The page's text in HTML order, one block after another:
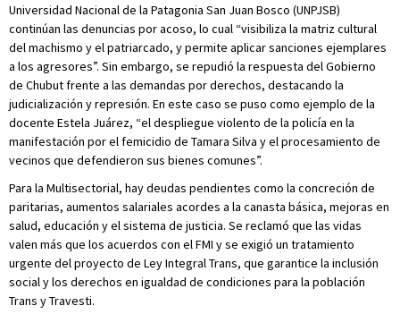
Universidad Nacional de la Patagonia San Juan Bosco (UNPJSB)
continúan las denuncias por acoso, lo cual “visibiliza la matriz cultural
del machismo y el patriarcado, y permite aplicar sanciones ejemplares
a los agresores”. Sin embargo, se repudió la respuesta del Gobierno
de Chubut frente a las demandas por derechos, destacando la
judicialización y represión. En este caso se puso como ejemplo de la
docente Estela Juárez, “el despliegue violento de la policía en la
manifestación por el femicidio de Tamara Silva y el procesamiento de
vecinos que defendieron sus bienes comunes”.
Para la Multisectorial, hay deudas pendientes como la concreción de
paritarias, aumentos salariales acordes a la canasta básica, mejoras en
salud, educación y el sistema de justicia. Se reclamó que las vidas
valen más que los acuerdos con el FMI y se exigió un tratamiento
urgente del proyecto de Ley Integral Trans, que garantice la inclusión
social y los derechos en igualdad de condiciones para la población
Trans y Travesti.